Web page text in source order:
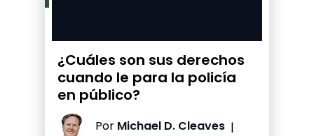
¿Cuáles son sus derechos
cuando le para la policía
en público?
Por Michael D. Cleaves |